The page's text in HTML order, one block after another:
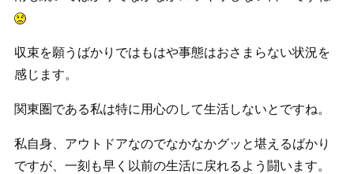
収束を願うばかりではもはや事態はおさまらない状況を
感じます。
関東圏である私は特に用心のして生活しないとですね。
私自身、アウトドアなのでなかなかグッと堪えるばかり
ですが、一刻も早く以前の生活に戻れるよう闘います。